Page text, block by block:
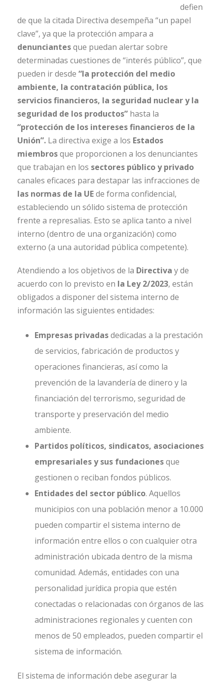
defien
de que la citada Directiva desempeña “un papel
clave”, ya que la protección ampara a
denunciantesque puedan alertar sobre
determinadas cuestiones de “interés público”, que
pueden ir desde “la protección del medio
ambiente, la contratación pública, los
servicios financieros, la seguridad nuclear y la
seguridad de los productos” hasta la
“protección de los intereses financieros de la
Unión”. La directiva exige a los Estados
miembrosque proporcionen a los denunciantes
que trabajan en los sectores público y privado
canales eficaces para destapar las infracciones de
las normas de la UEde forma confidencial,
estableciendo un sólido sistema de protección
frente a represalias. Esto se aplica tanto a nivel
interno (dentro de una organización) como
externo (a una autoridad pública competente).
Atendiendo a los objetivos de la Directiva y de
acuerdo con lo previsto en la Ley 2/2023, están
obligados a disponer del sistema interno de
información las siguientes entidades:
Empresas privadasdedicadas a la prestación
de servicios, fabricación de productos y
operaciones financieras, así como la
prevención de la lavandería de dinero y la
financiación del terrorismo, seguridad de
transporte y preservación del medio
ambiente.
Partidos políticos, sindicatos, asociaciones
empresariales y sus fundacionesque
gestionen o reciban fondos públicos.
Entidades del sector público. Aquellos
municipios con una población menor a 10.000
pueden compartir el sistema interno de
información entre ellos o con cualquier otra
administración ubicada dentro de la misma
comunidad. Además, entidades con una
personalidad jurídica propia que estén
conectadas o relacionadas con órganos de las
administraciones regionales y cuenten con
menos de 50 empleados, pueden compartir el
sistema de información.
El sistema de información debe asegurar la